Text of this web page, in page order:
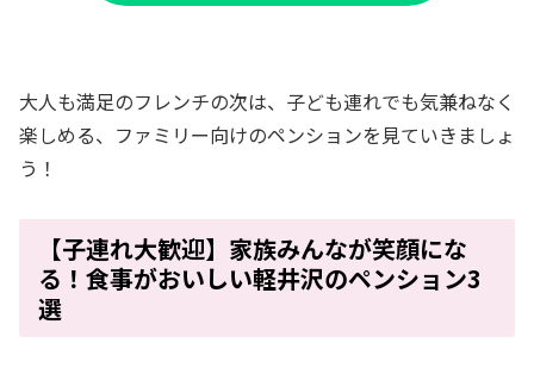
大人も満足のフレンチの次は、子ども連れでも気兼ねなく
楽しめる、ファミリー向けのペンションを見ていきましょ
う！
【子連れ大歓迎】家族みんなが笑顔にな
る！食事がおいしい軽井沢のペンション3
選